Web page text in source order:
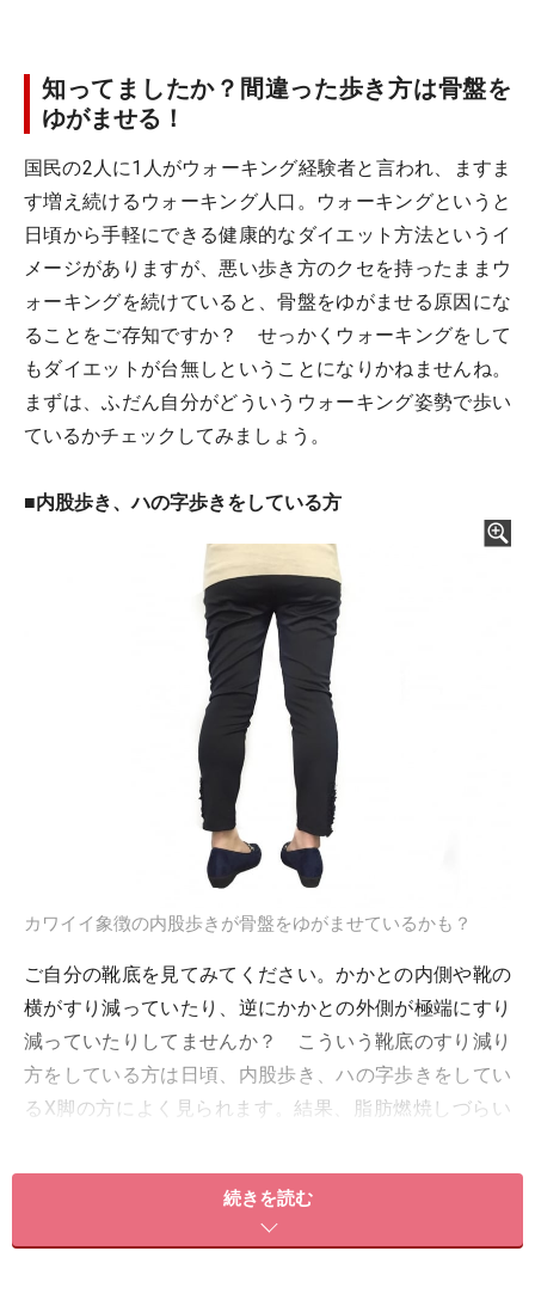
知ってましたか？間違った歩き方は骨盤を
ゆがませる！
国民の2人に1人がウォーキング経験者と言われ、ますま
す増え続けるウォーキング人口。ウォーキングというと
日頃から手軽にできる健康的なダイエット方法というイ
メージがありますが、悪い歩き方のクセを持ったままウ
ォーキングを続けていると、骨盤をゆがませる原因にな
ることをご存知ですか？ せっかくウォーキングをして
もダイエットが台無しということになりかねませんね。
まずは、ふだん自分がどういうウォーキング姿勢で歩い
ているかチェックしてみましょう。
■内股歩き、ハの字歩きをしている方
カワイイ象徴の内股歩きが骨盤をゆがませているかも？
ご自分の靴底を見てみてください。かかとの内側や靴の
横がすり減っていたり、逆にかかとの外側が極端にすり
減っていたりしてませんか？ こういう靴底のすり減り
方をしている方は日頃、内股歩き、ハの字歩きをしてい
るX脚の方によく見られます。結果、脂肪燃焼しづらい
■外股歩き（がにまた）の方
続きを読む